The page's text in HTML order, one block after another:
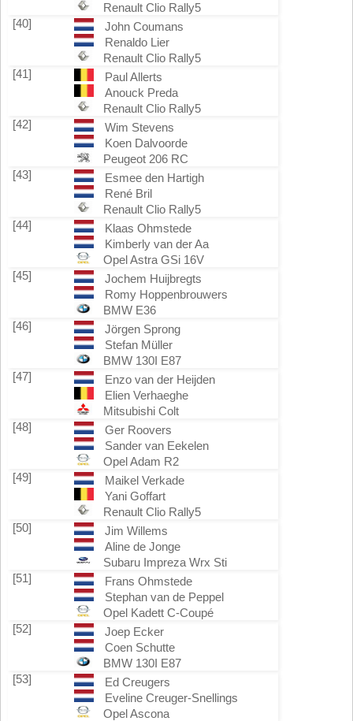
Renault Clio Rally5
[40]
John Coumans
Renaldo Lier
Renault Clio Rally5
[41]
Paul Allerts
Anouck Preda
Renault Clio Rally5
[42]
Wim Stevens
Koen Dalvoorde
Peugeot 206 RC
[43]
Esmee den Hartigh
René Bril
Renault Clio Rally5
[44]
Klaas Ohmstede
Kimberly van der Aa
Opel Astra GSi 16V
[45]
Jochem Huijbregts
Romy Hoppenbrouwers
BMW E36
[46]
Jörgen Sprong
Stefan Müller
BMW 130I E87
[47]
Enzo van der Heijden
Elien Verhaeghe
Mitsubishi Colt
[48]
Ger Roovers
Sander van Eekelen
Opel Adam R2
[49]
Maikel Verkade
Yani Goffart
Renault Clio Rally5
[50]
Jim Willems
Aline de Jonge
Subaru Impreza Wrx Sti
[51]
Frans Ohmstede
Stephan van de Peppel
Opel Kadett C-Coupé
[52]
Joep Ecker
Coen Schutte
BMW 130I E87
[53]
Ed Creugers
Eveline Creuger-Snellings
Opel Ascona